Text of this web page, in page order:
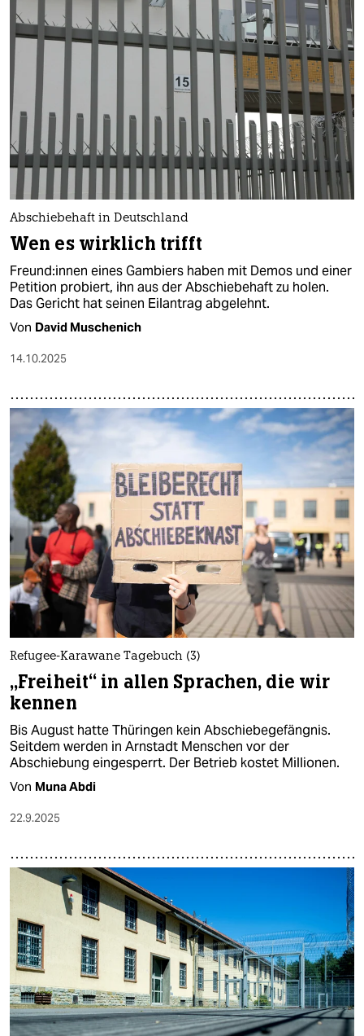
Abschiebehaft in Deutschland
Wen es wirklich trifft
Freun­d:in­nen eines Gambiers haben mit Demos und einer
Petition probiert, ihn aus der Abschiebehaft zu holen.
Das Gericht hat seinen Eilantrag abgelehnt.
Von David Muschenich
14.10.2025
Refugee-Karawane Tagebuch (3)
„Freiheit“ in allen Sprachen, die wir
kennen
Bis August hatte Thüringen kein Abschiebegefängnis.
Seitdem werden in Arnstadt Menschen vor der
Abschiebung eingesperrt. Der Betrieb kostet Millionen.
Von Muna Abdi
22.9.2025